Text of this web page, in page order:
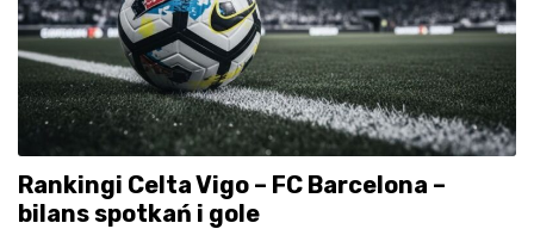
Rankingi Celta Vigo – FC Barcelona –
bilans spotkań i gole